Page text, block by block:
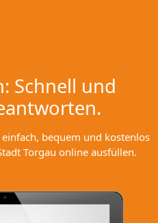
Schnell und
bequem und kostenlos
Torgau online ausfüllen.